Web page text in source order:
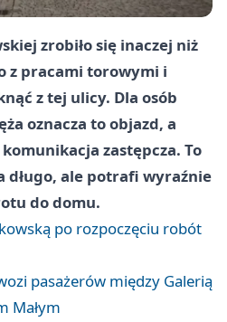
zrobiło się inaczej niż
z pracami torowymi i
z tej ulicy. Dla osób
oznacza to objazd, a
zastępcza. To
długo, ale potrafi wyraźnie
do domu.
po rozpoczęciu robót
pasażerów między Galerią
Małym